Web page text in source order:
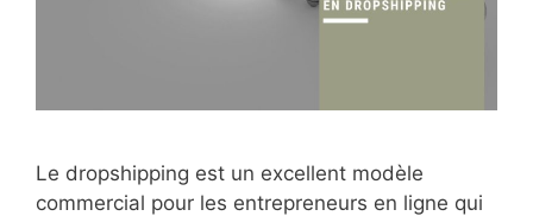
Le dropshipping est un excellent modèle
commercial pour les entrepreneurs en ligne qui